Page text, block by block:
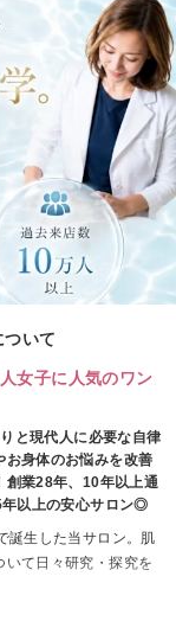
いて
女子に人気のワン
と現代人に必要な自律
お身体のお悩みを改善
創業28年、10年以上通
年以上の安心サロン◎
誕生した当サロン。肌
いて日々研究・探究を